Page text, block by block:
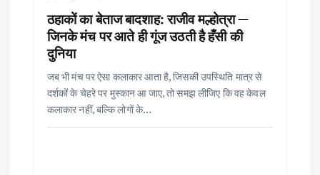
ठहाकों का बेताज बादशाह: राजीव मल्होत्रा —
जिनके मंच पर आते ही गूंज उठती है हँसी की
दुनिया
जब भी मंच पर ऐसा कलाकार आता है, जिसकी उपस्थिति मात्र से
दर्शकों के चेहरे पर मुस्कान आ जाए, तो समझ लीजिए कि वह केवल
कलाकार नहीं, बल्कि लोगों के…